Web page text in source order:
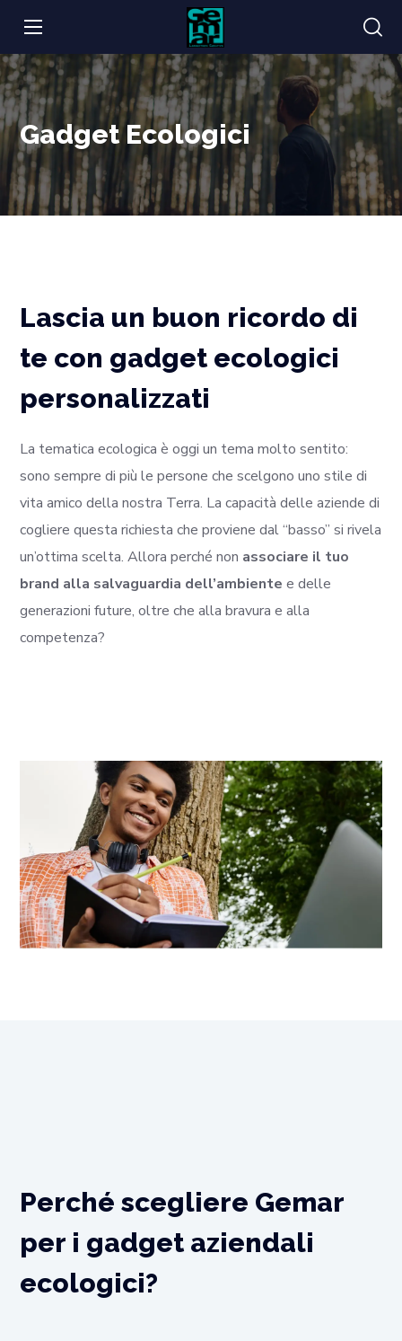
Gadget Ecologici
Lascia un buon ricordo di
te con gadget ecologici
personalizzati
La tematica ecologica è oggi un tema molto sentito:
sono sempre di più le persone che scelgono uno stile di
vita amico della nostra Terra. La capacità delle aziende di
cogliere questa richiesta che proviene dal “basso” si rivela
un’ottima scelta. Allora perché non associare il tuo
brand alla salvaguardia dell’ambiente e delle
generazioni future, oltre che alla bravura e alla
competenza?
Perché scegliere Gemar
per i gadget aziendali
ecologici?